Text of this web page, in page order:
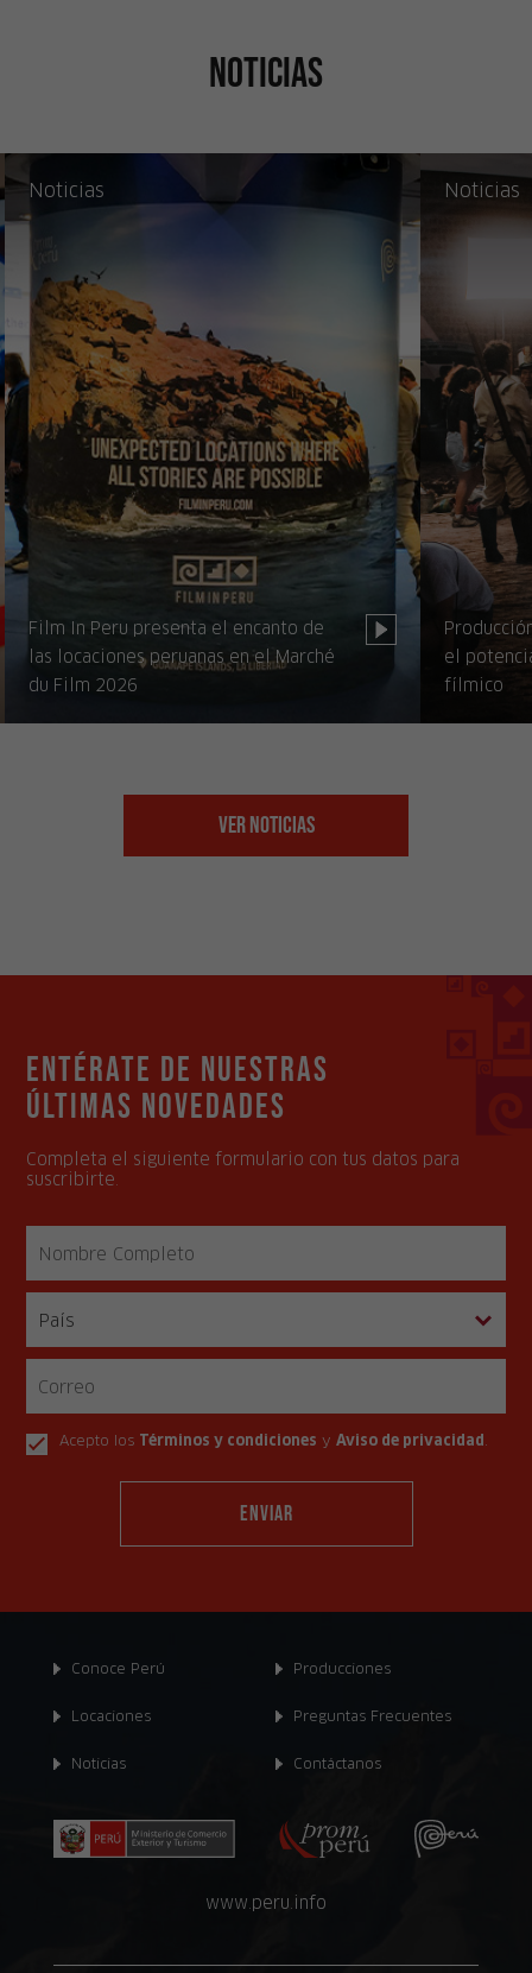
Noticias
Noticias
Film In Peru presenta el encanto de
las locaciones peruanas en el Marché
du Film 2026
Noticias
el
fílmico
Ver Noticias
Entérate de nuestras
últimas novedades
Completa el siguiente formulario con tus datos para
suscribirte.
Acepto los Términos y condiciones yAviso de privacidad .
Conoce Perú
Locaciones
Noticias
Producciones
Preguntas Frecuentes
Contáctanos
www.peru.info